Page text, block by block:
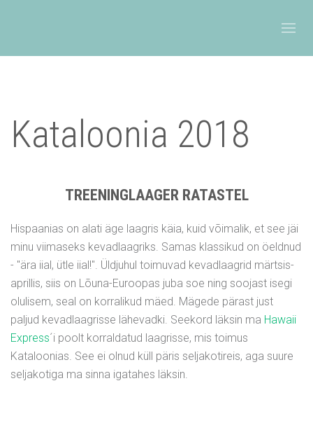
Kataloonia 2018
TREENINGLAAGER RATASTEL
Hispaanias on alati äge laagris käia, kuid võimalik, et see jäi
minu viimaseks kevadlaagriks. Samas klassikud on öeldnud
- "ära iial, ütle iial!". Üldjuhul toimuvad kevadlaagrid märtsis-
aprillis, siis on Lõuna-Euroopas juba soe ning soojast isegi
olulisem, seal on korralikud mäed. Mägede pärast just
paljud kevadlaagrisse lähevadki. Seekord läksin ma Hawaii
Express´i poolt korraldatud laagrisse, mis toimus
Kataloonias. See ei olnud küll päris seljakotireis, aga suure
seljakotiga ma sinna igatahes läksin.